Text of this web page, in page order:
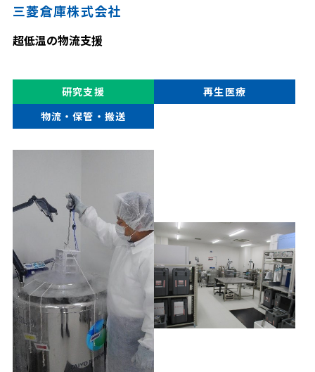
三菱倉庫株式会社
超低温の物流支援
研究支援
再生医療
物流・保管・搬送